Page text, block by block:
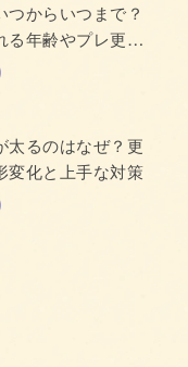
つからいつまで？
る年齢やプレ更年
太るのはなぜ？更
変化と上手な対策